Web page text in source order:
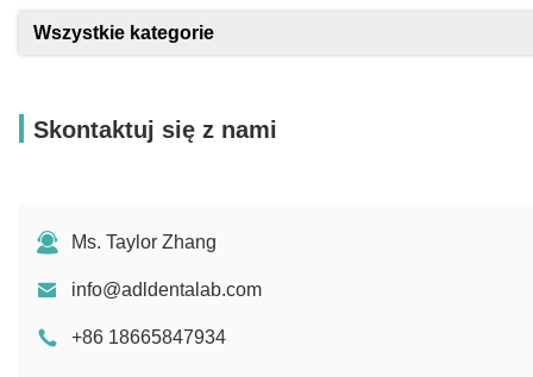
Wszystkie kategorie
Skontaktuj się z nami
Ms. Taylor Zhang
info@adldentalab.com
+86 18665847934